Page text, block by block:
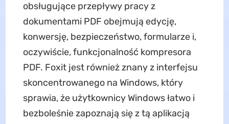
obsługujące przepływy pracy z
dokumentami PDF obejmują edycję,
konwersję, bezpieczeństwo, formularze i,
oczywiście, funkcjonalność kompresora
PDF. Foxit jest również znany z interfejsu
skoncentrowanego na Windows, który
sprawia, że użytkownicy Windows łatwo i
bezboleśnie zapoznają się z tą aplikacją